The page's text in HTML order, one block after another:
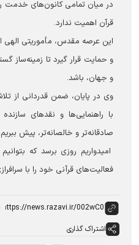
در میان تمامی کانون‌های خدمت
قرآن اهمیت ندارد.
این عرصه مقدس، مأموریتی
و حمایت قرار گیرد تا زمینه‌ساز
و جهان، باشد.
وی در پایان، ضمن قدردانی از
با راهنمایی‌ها و نقدهای
صادقانه‌تر و خالصانه‌تر، پیش ببریم.
امیدواریم روزی برسد که
فعالیت‌های قرآنی خود را با
اشتراک گذاری